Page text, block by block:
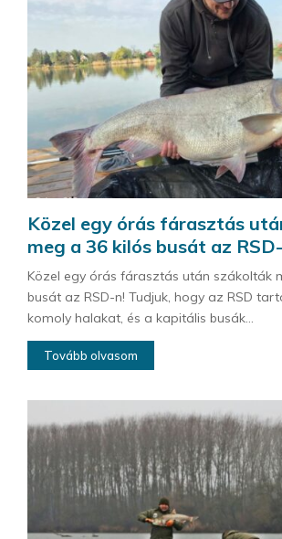
Közel egy órás fárasztás
meg a 36 kilós busát az
Közel egy órás fárasztás után szákolták
busát az RSD-n! Tudjuk, hogy az RSD
komoly halakat, és a kapitális busák...
Tovább olvasom